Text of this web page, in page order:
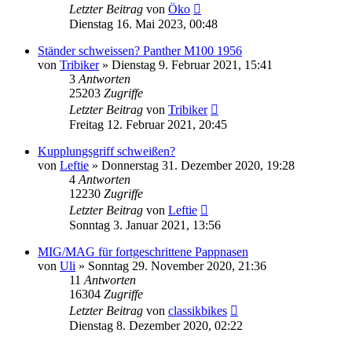
Letzter Beitrag von Öko
Dienstag 16. Mai 2023, 00:48
Ständer schweissen? Panther M100 1956
von Tribiker» Dienstag 9. Februar 2021, 15:41
3 Antworten
25203 Zugriffe
Letzter Beitrag von Tribiker
Freitag 12. Februar 2021, 20:45
Kupplungsgriff schweißen?
von Leftie » Donnerstag 31. Dezember 2020, 19:28
4 Antworten
12230 Zugriffe
Letzter Beitrag von Leftie
Sonntag 3. Januar 2021, 13:56
MIG/MAG für fortgeschrittene Pappnasen
von Uli » Sonntag 29. November 2020, 21:36
11 Antworten
16304 Zugriffe
Letzter Beitrag von classikbikes
Dienstag 8. Dezember 2020, 02:22